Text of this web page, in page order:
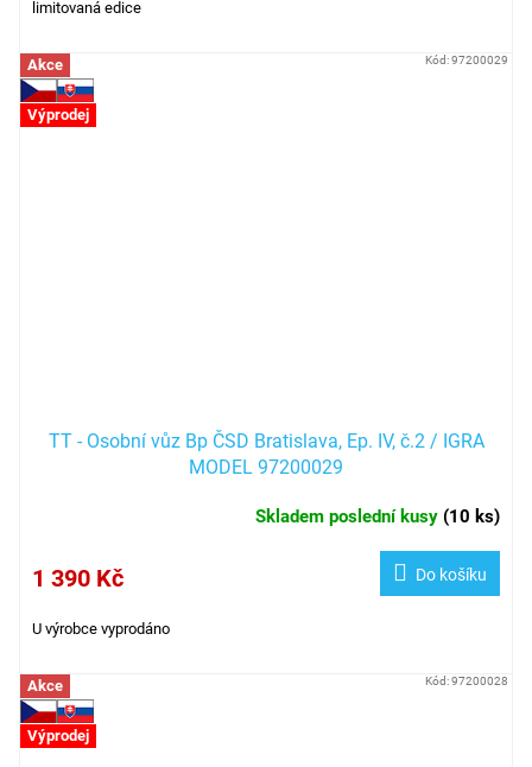
limitovaná edice
Akce
Výprodej
TT - Osobní vůz Bp ČSD Bratislava, Ep. IV, č.2 / IGRA
MODEL 97200029
Skladem poslední kusy (10 ks)
1 390 Kč Do košíku
U výrobce vyprodáno
Kód:97200029
Akce
Výprodej
Kód:97200028